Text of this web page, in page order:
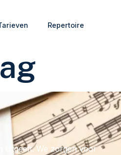
Repertoire
uitgeeft. We zorgen voor